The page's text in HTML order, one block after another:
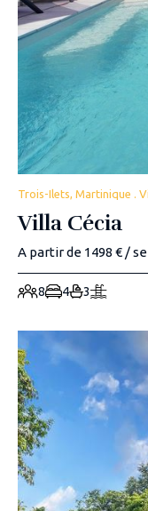
Trois-Ilets, Martinique .
Villa Cécia
A partir de 1498 € /
8 4 3